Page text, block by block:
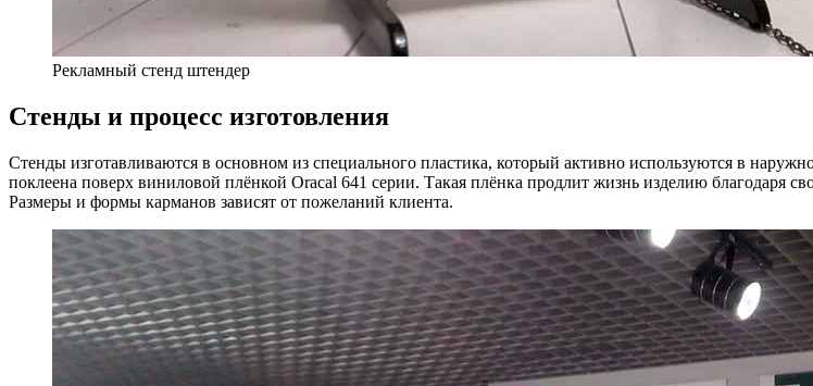
Рекламный стенд штендер
Стенды и процесс изготовления
Стенды изготавливаются в основном из специального пластика, который активно используются в
поклеена поверх виниловой плёнкой Oracal 641 серии. Такая плёнка продлит жизнь изделию благодаря
Размеры и формы карманов зависят от пожеланий клиента.